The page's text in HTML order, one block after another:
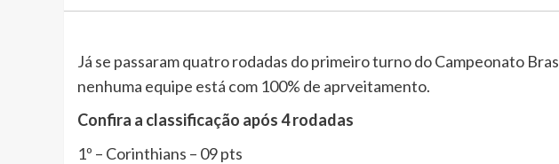
Já se passaram quatro rodadas do primeiro turno do Campeonato
nenhuma equipe está com 100% de aprveitamento.
Confira a classificação após 4 rodadas
1º – Corinthians – 09 pts